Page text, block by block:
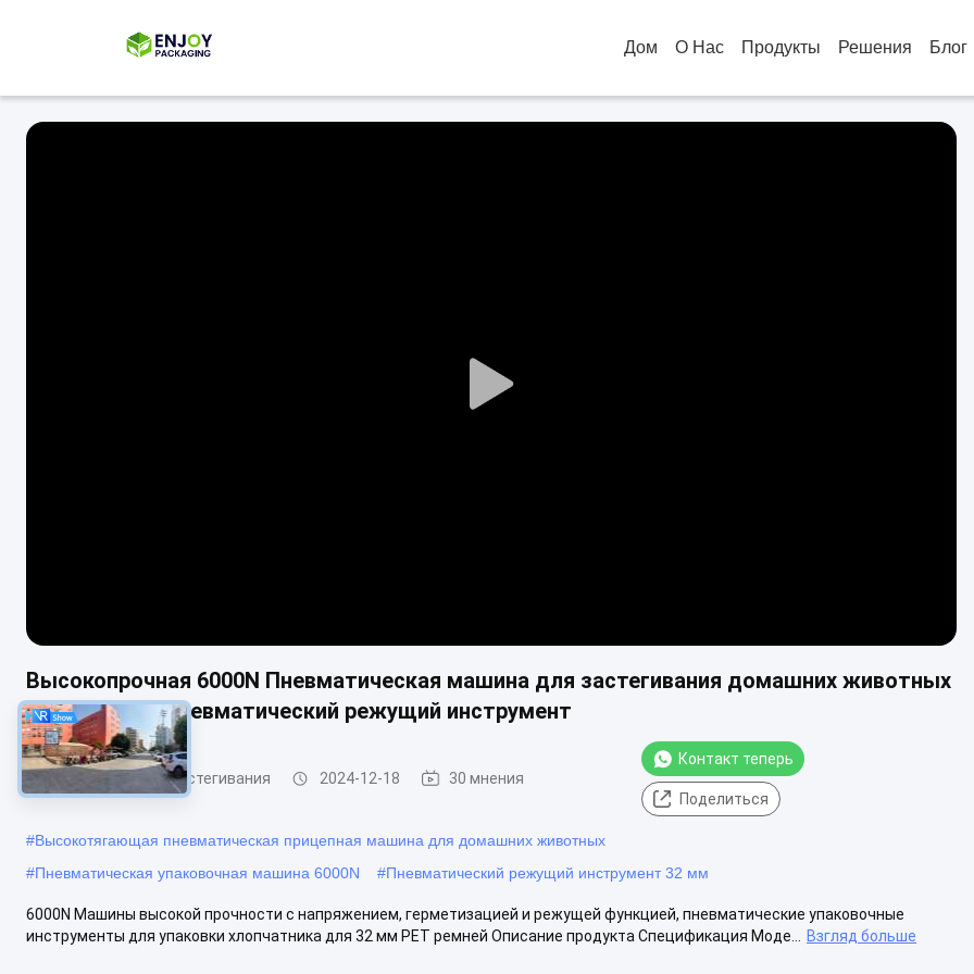
Дом О Нас Продукты Решения Блог
Play
Высокопрочная 6000N Пневматическая машина для застегивания домашних животных
32 мм ремни Пневматический режущий инструмент
Инструмент для застегивания 2024-12-18 30 мнения
Контакт теперь
Поделиться
#Высокотягающая пневматическая прицепная машина для домашних животных
#Пневматическая упаковочная машина 6000N #Пневматический режущий инструмент 32 мм
6000N Машины высокой прочности с напряжением, герметизацией и режущей функцией, пневматические упаковочные
инструменты для упаковки хлопчатника для 32 мм PET ремней Описание продукта Спецификация Моде...
Взгляд больше